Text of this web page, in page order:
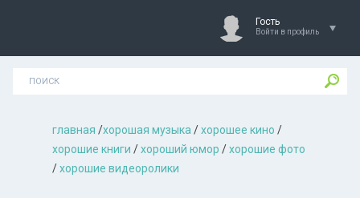
Гость
Войти в профиль
главная /хорошая музыкa /хорошее кино /
хорошие книги /хороший юмор /хорошие фото
/хорошие видеоролики